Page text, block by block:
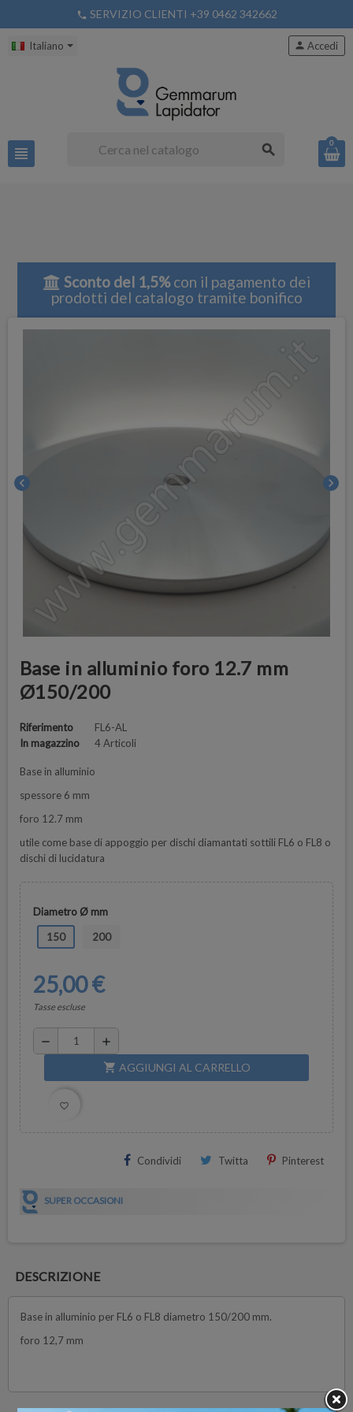
phone SERVIZIO CLIENTI +39 0462 342662
Italiano
view_headline search
person Accedi
0
Sconto del 1,5%con il pagamento dei
prodotti del catalogo tramite bonifico
chevron_left chevron_right
Base in alluminio foro 12.7 mm
Ø150/200
Riferimento
FL6-AL
In magazzino
4 Articoli
Base in alluminio
spessore 6 mm
foro 12.7 mm
utile come base di appoggio per dischi diamantati sottili FL6 o FL8 o
dischi di lucidatura
Diametro Ø mm
150
200
25,00 €
Tasse escluse
remove add
shopping_cart AGGIUNGI AL CARRELLO
favorite_border
Condividi Twitta Pinterest
SUPER OCCASIONI
DESCRIZIONE
Base in alluminio per FL6 o FL8 diametro 150/200 mm.
foro 12,7 mm